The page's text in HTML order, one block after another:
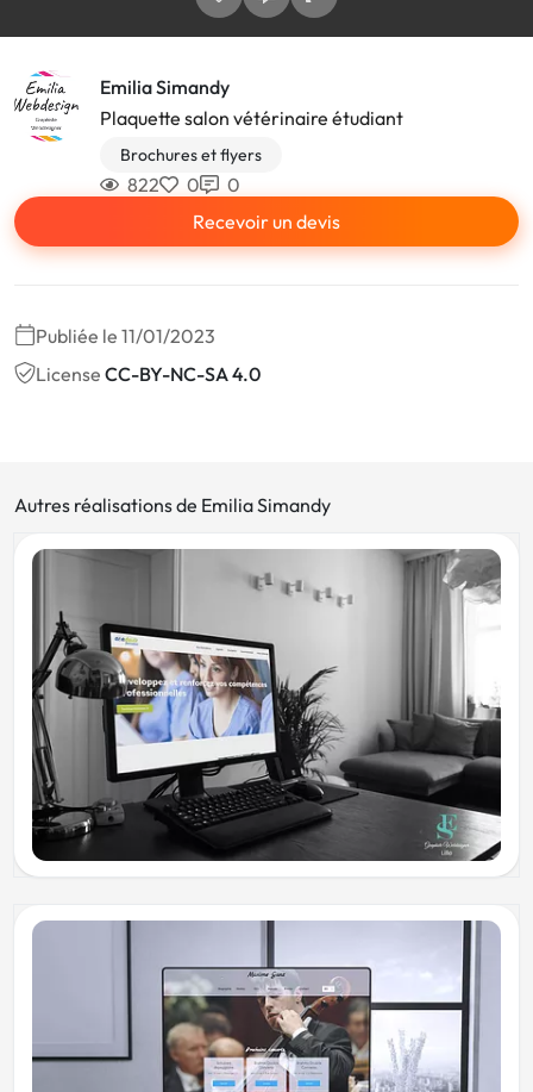
Emilia Simandy
Plaquette salon vétérinaire étudiant
Brochures et flyers
822 0
0
Recevoir un devis
Publiée le 11/01/2023
License CC-BY-NC-SA 4.0
Autres réalisations de Emilia Simandy